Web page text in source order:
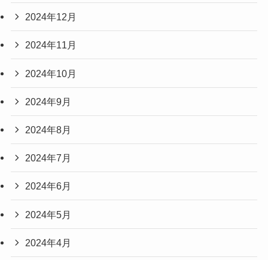
2024年12月
2024年11月
2024年10月
2024年9月
2024年8月
2024年7月
2024年6月
2024年5月
2024年4月